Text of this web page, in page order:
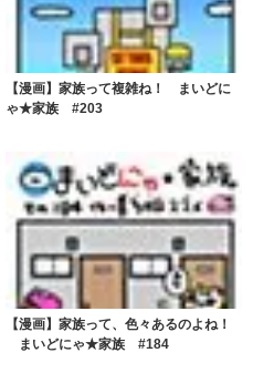
【漫画】家族って複雑ね！ まいどに
ゃ★家族 #203
【漫画】家族って、色々あるのよね！
まいどにゃ★家族 #184